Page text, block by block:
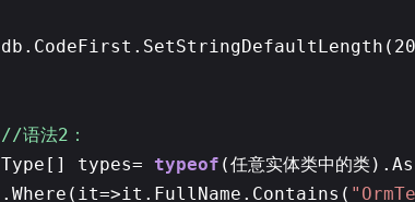
//语法2：
Type[] types= typeof (任意实体类中的类
.Where(it=>it.FullName.Contains(